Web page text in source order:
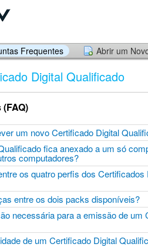
Frequentes Abrir um
Digital Qualificado
um novo Certificado Digital
fica anexado a um só
computadores?
os quatro perfis dos Certificados
entre os dois packs disponíveis?
necessária para a emissão de um
de um Certificado Digital